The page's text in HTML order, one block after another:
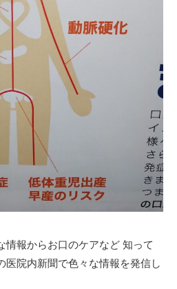
情報からお口のケアなど 知って
医院内新聞で色々な情報を発信し